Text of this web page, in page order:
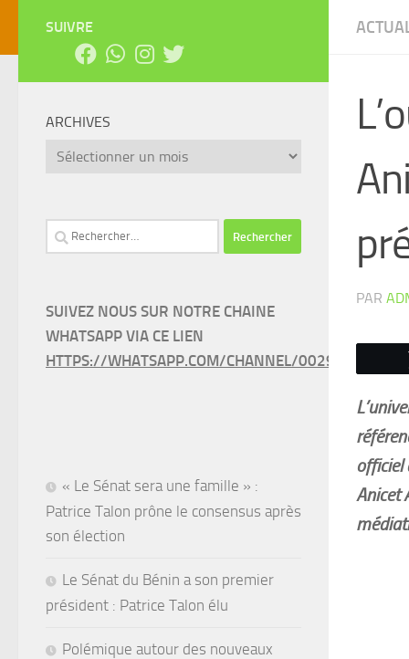
PAR
officiel
Anicet
SUIVRE
ARCHIVES
Archives
Rechercher :
SUIVEZ NOUS SUR NOTRE CHAINE
WHATSAPP VIA CE LIEN
HTTPS://WHATSAPP.COM/CHANNEL/
« Le Sénat sera une famille » :
Patrice Talon prône le consensus après
son élection
Le Sénat du Bénin a son premier
président : Patrice Talon élu
Polémique autour des nouveaux